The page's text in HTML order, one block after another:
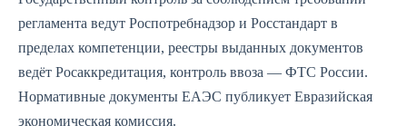
регламента ведут Роспотребнадзор и Росстандарт в
пределах компетенции, реестры выданных документов
ведёт Росаккредитация, контроль ввоза — ФТС России.
Нормативные документы ЕАЭС публикует Евразийская
экономическая комиссия.